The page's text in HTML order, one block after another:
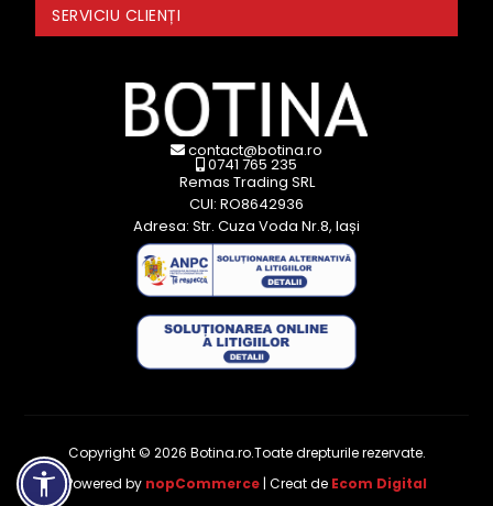
SERVICIU CLIENȚI
contact@botina.ro
0741 765 235
Remas Trading SRL
CUI: RO8642936
Adresa: Str. Cuza Voda Nr.8, Iași
Copyright © 2026 Botina.ro.Toate drepturile rezervate.
Powered by nopCommerce | Creat de Ecom Digital